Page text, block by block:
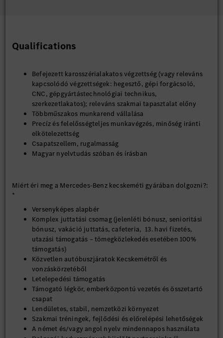
Qualifications
Befejezett karosszérialakatos végzettség (vagy releváns
kapcsolódó végzettségek: hegesztő, gépi forgácsoló,
CNC, gépgyártástechnológiai technikus,
szerkezetlakatos); releváns szakmai tapasztalat előny
Többműszakos munkarend vállalása
Precíz és felelősségteljes munkavégzés, minőség iránti
elkötelezettség
Csapatszellem, rugalmasság
Magyar nyelvtudás szóban és írásban
Miért éri meg a Mercedes-Benz kecskeméti gyárában dolgozni?:
*
Versenyképes alapbér
Komplex juttatási csomag (jelenléti bónusz, senioritási
bónusz, vakáció juttatás, cafeteria, 13. havi fizetés,
utazási támogatás – tömegközlekedés esetében 100%
támogatás)
Közvetlen autóbuszjáratok Kecskemétről és
vonzáskörzetéből
Letelepedési támogatás
Támogató légkör, emberközpontú vezetés és összetartó
csapat
Lendületes, stabil, nemzetközi környezet
Szakmai tréningek, fejlődési és előrelépési lehetőségek
A német és/vagy angol nyelv mindennapos használata